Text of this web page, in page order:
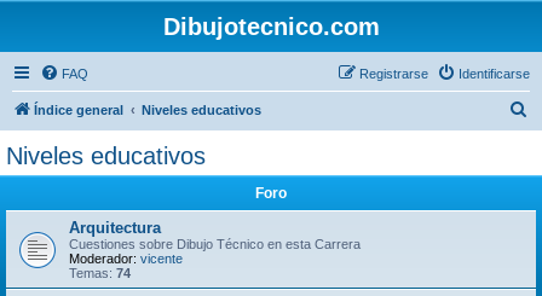
Dibujotecnico.com
FAQ Identificarse
Registrarse
Índice general Niveles educativos
Niveles educativos
Foro
Arquitectura
Cuestiones sobre Dibujo Técnico en esta Carrera
Moderador: vicente
Temas: 74